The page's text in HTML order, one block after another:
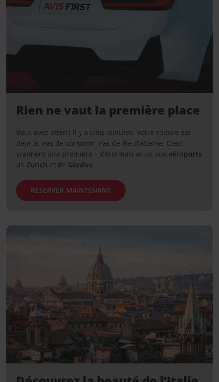
Rien ne vaut la première place
Vous avez atterri il y a cinq minutes. Votre voiture est
déjà là. Pas de comptoir. Pas de file d’attente. C’est
vraiment une première – désormais aussi aux aéroports
de Zurich et de Genève
RÉSERVER MAINTENANT